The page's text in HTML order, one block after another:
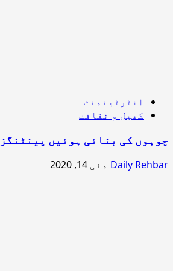
انٹرٹینمنٹ
کھیل و ثقافت
چوہوں کی بنائی ہوئیں
Daily Rehbar مئی 14, 2020